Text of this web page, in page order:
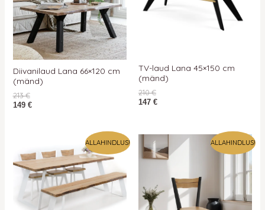
Diivanilaud Lana 66×120 cm
(mänd)
213€
149 €
TV-laud Lana 45×150 cm
(mänd)
210€
147 €
ALLAHINDLUS! ALLAHINDLUS!